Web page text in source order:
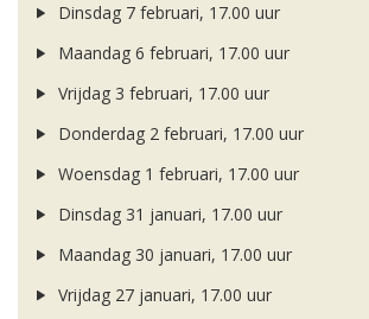
Dinsdag 7 februari, 17.00 uur
Maandag 6 februari, 17.00 uur
Vrijdag 3 februari, 17.00 uur
Donderdag 2 februari, 17.00 uur
Woensdag 1 februari, 17.00 uur
Dinsdag 31 januari, 17.00 uur
Maandag 30 januari, 17.00 uur
Vrijdag 27 januari, 17.00 uur